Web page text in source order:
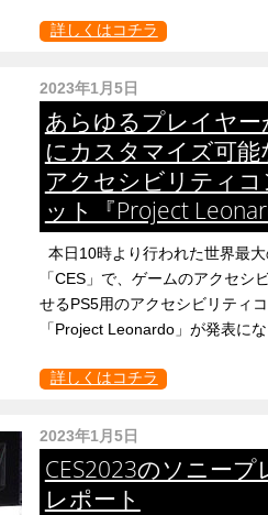
詳しくはコチラ
2023年1月5日
あらゆるプレイヤ
にカスタマイズ可能
アクセシビリティ
ット『Project
本日10時より行われた世界最
「CES」で、ゲームのアクセシ
せるPS5用のアクセシビリティ
「Project Leonardo」が発表に
詳しくはコチラ
2023年1月5日
CES2023のソニー
レポート